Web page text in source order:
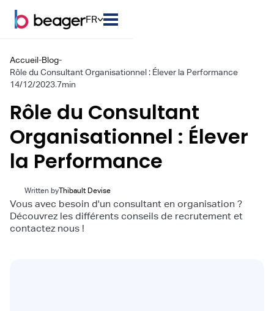
FR
Accueil-Blog-
Rôle du Consultant Organisationnel : Élever la Performance
14/12/2023.7min
Rôle du Consultant
Organisationnel : Élever
la Performance
Written byThibault Devise
Vous avec besoin d'un consultant en organisation ?
Découvrez les différents conseils de recrutement et
contactez nous !